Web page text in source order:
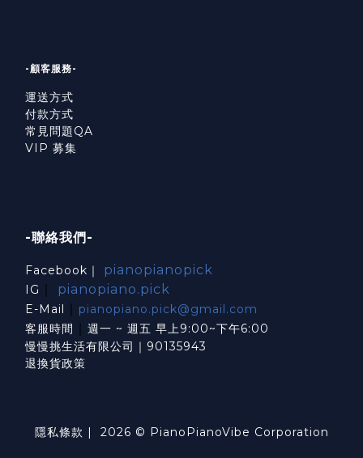
-顧客服務-
運送方式
付款方式
常見問題QA
VIP 募集
-聯絡我們-
Facebook｜ pianopianopick
IG ｜ pianopiano.pick
E-Mail ｜ pianopiano.pick@gmail.com
客服時間 ｜ 週一 ~ 週五 早上9:00~下午6:00
慢慢挑生活有限公司｜90135943
退換貨政策
隱私條款 | 2026 © PianoPianoVibe Corporation